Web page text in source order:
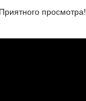
просмотра!